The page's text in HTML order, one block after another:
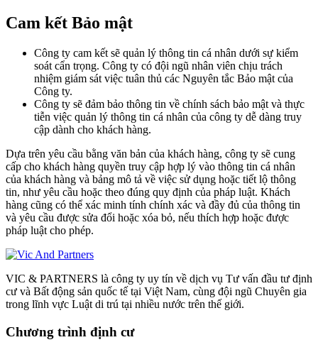
Cam kết Bảo mật
Công ty cam kết sẽ quản lý thông tin cá nhân dưới sự kiểm
soát cẩn trọng. Công ty có đội ngũ nhân viên chịu trách
nhiệm giám sát việc tuân thủ các Nguyên tắc Bảo mật của
Công ty.
Công ty sẽ đảm bảo thông tin về chính sách bảo mật và thực
tiễn việc quản lý thông tin cá nhân của công ty dễ dàng truy
cập dành cho khách hàng.
Dựa trên yêu cầu bằng văn bản của khách hàng, công ty sẽ cung
cấp cho khách hàng quyền truy cập hợp lý vào thông tin cá nhân
của khách hàng và bảng mô tả về việc sử dụng hoặc tiết lộ thông
tin, như yêu cầu hoặc theo đúng quy định của pháp luật. Khách
hàng cũng có thể xác minh tính chính xác và đầy đủ của thông tin
và yêu cầu được sửa đổi hoặc xóa bỏ, nếu thích hợp hoặc được
pháp luật cho phép.
VIC & PARTNERS là công ty uy tín về dịch vụ Tư vấn đầu tư định
cư và Bất động sản quốc tế tại Việt Nam, cùng đội ngũ Chuyên gia
trong lĩnh vực Luật di trú tại nhiều nước trên thế giới.
Chương trình định cư